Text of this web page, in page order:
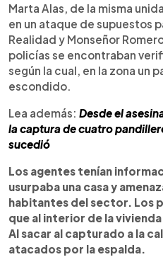
Marta Alas, de la misma
en un ataque de supuestos
Realidad y Monseñor
policías se encontraban
según la cual, en la zona un
escondido.
Lea además: Desde el
la captura de cuatro
sucedió
Los agentes tenían
usurpaba una casa y
habitantes del sector. Los
que al interior de la
Al sacar al capturado a la
atacados por la espalda.